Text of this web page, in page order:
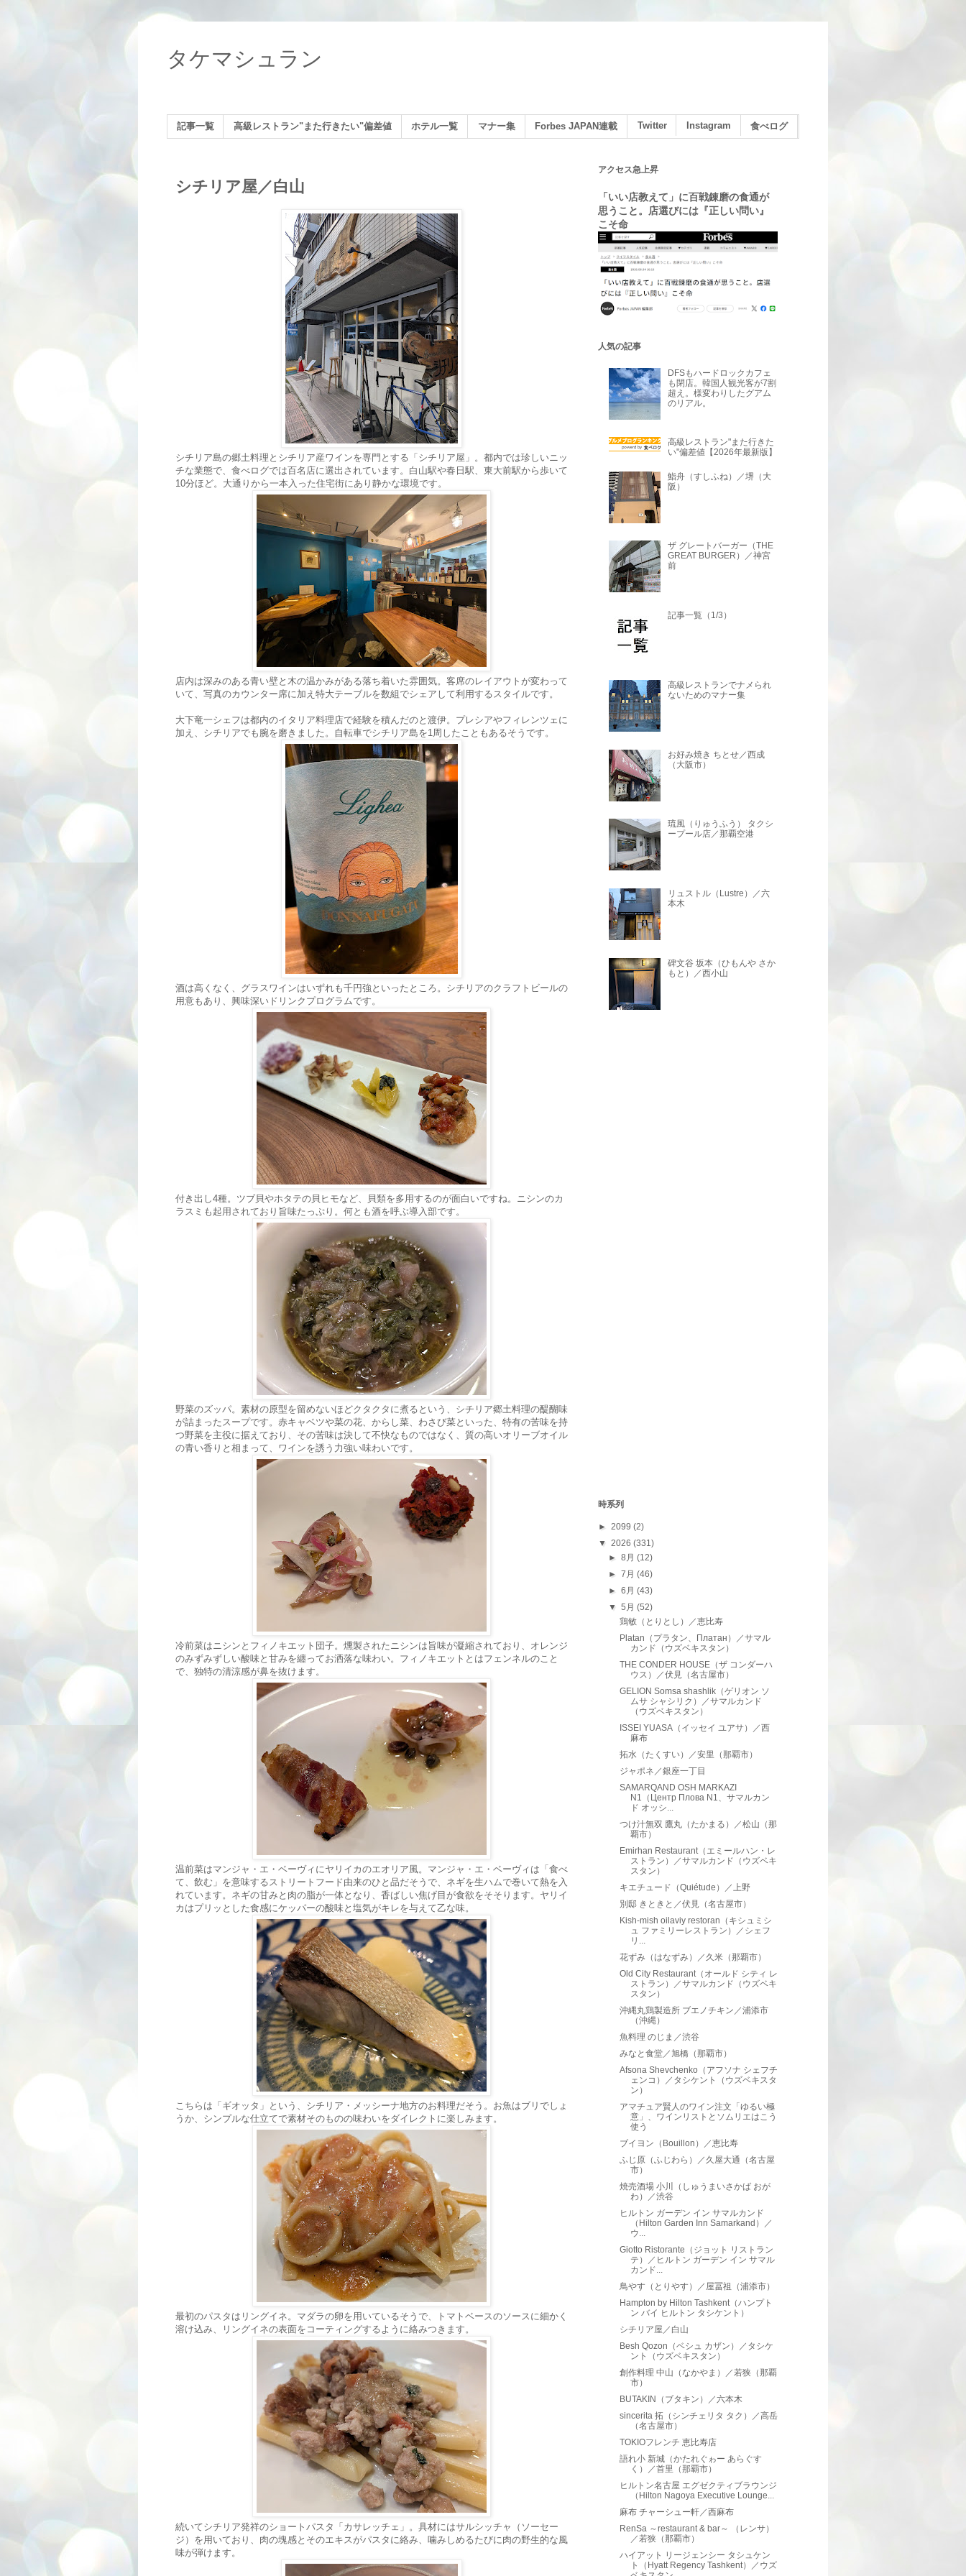
タケマシュラン
記事一覧 高級レストラン"また行きたい"偏差値 ホテル一覧 マナー集 Forbes JAPAN連載 Twitter Instagram 食べログ
シチリア屋／白山
シチリア島の郷土料理とシチリア産ワインを専門とする「シチリア屋」。都内では珍しいニッ
チな業態で、食べログでは百名店に選出されています。白山駅や春日駅、東大前駅から歩いて
10分ほど。大通りから一本入った住宅街にあり静かな環境です。
店内は深みのある青い壁と木の温かみがある落ち着いた雰囲気。客席のレイアウトが変わって
いて、写真のカウンター席に加え特大テーブルを数組でシェアして利用するスタイルです。
大下竜一シェフは都内のイタリア料理店で経験を積んだのと渡伊。プレシアやフィレンツェに
加え、シチリアでも腕を磨きました。自転車でシチリア島を1周したこともあるそうです。
酒は高くなく、グラスワインはいずれも千円強といったところ。シチリアのクラフトビールの
用意もあり、興味深いドリンクプログラムです。
付き出し4種。ツブ貝やホタテの貝ヒモなど、貝類を多用するのが面白いですね。ニシンのカ
ラスミも起用されており旨味たっぷり。何とも酒を呼ぶ導入部です。
野菜のズッパ。素材の原型を留めないほどクタクタに煮るという、シチリア郷土料理の醍醐味
が詰まったスープです。赤キャベツや菜の花、からし菜、わさび菜といった、特有の苦味を持
つ野菜を主役に据えており、その苦味は決して不快なものではなく、質の高いオリーブオイル
の青い香りと相まって、ワインを誘う力強い味わいです。
冷前菜はニシンとフィノキエット団子。燻製されたニシンは旨味が凝縮されており、オレンジ
のみずみずしい酸味と甘みを纏ってお洒落な味わい。フィノキエットとはフェンネルのこと
で、独特の清涼感が鼻を抜けます。
温前菜はマンジャ・エ・ベーヴィにヤリイカのエオリア風。マンジャ・エ・ベーヴィは「食べ
て、飲む」を意味するストリートフード由来のひと品だそうで、ネギを生ハムで巻いて熱を入
れています。ネギの甘みと肉の脂が一体となり、香ばしい焦げ目が食欲をそそります。ヤリイ
カはプリッとした食感にケッパーの酸味と塩気がキレを与えて乙な味。
こちらは「ギオッタ」という、シチリア・メッシーナ地方のお料理だそう。お魚はブリでしょ
うか、シンプルな仕立てで素材そのものの味わいをダイレクトに楽しみます。
最初のパスタはリングイネ。マダラの卵を用いているそうで、トマトベースのソースに細かく
溶け込み、リングイネの表面をコーティングするように絡みつきます。
続いてシチリア発祥のショートパスタ「カサレッチェ」。具材にはサルシッチャ（ソーセー
ジ）を用いており、肉の塊感とそのエキスがパスタに絡み、噛みしめるたびに肉の野生的な風
味が弾けます。
アクセス急上昇
「いい店教えて」に百戦錬磨の食通が
思うこと。店選びには『正しい問い』
こそ命
人気の記事
DFSもハードロックカフェ
も閉店。韓国人観光客が7割
超え。様変わりしたグアム
のリアル。
高級レストラン"また行きた
い"偏差値【2026年最新版】
鮨舟（すしふね）／堺（大
阪）
ザ グレートバーガー（THE
GREAT BURGER）／神宮
前
記事一覧（1/3）
高級レストランでナメられ
ないためのマナー集
お好み焼き ちとせ／西成
（大阪市）
琉風（りゅうふう） タクシ
ープール店／那覇空港
リュストル（Lustre）／六
本木
碑文谷 坂本（ひもんや さか
もと）／西小山
時系列
► 2099 (2)
▼ 2026 (331)
►8月(12)
►7月(46)
►6月(43)
▼5月(52)
鶏敏（とりとし）／恵比寿
Platan（プラタン、Платан）／サマル
カンド（ウズベキスタン）
THE CONDER HOUSE（ザ コンダーハ
ウス）／伏見（名古屋市）
GELION Somsa shashlik（ゲリオン ソ
ムサ シャシリク）／サマルカンド
（ウズベキスタン）
ISSEI YUASA（イッセイ ユアサ）／西
麻布
拓水（たくすい）／安里（那覇市）
ジャポネ／銀座一丁目
SAMARQAND OSH MARKAZI
N1（Центр Плова N1、サマルカン
ド オッシ...
つけ汁無双 鷹丸（たかまる）／松山（那
覇市）
Emirhan Restaurant（エミールハン・レ
ストラン）／サマルカンド（ウズベキ
スタン）
キエチュード（Quiétude）／上野
別邸 きときと／伏見（名古屋市）
Kish-mish oilaviy restoran（キシュミシ
ュ ファミリーレストラン）／シェフ
リ...
花ずみ（はなずみ）／久米（那覇市）
Old City Restaurant（オールド シティ レ
ストラン）／サマルカンド（ウズベキ
スタン）
沖縄丸鶏製造所 ブエノチキン／浦添市
（沖縄）
魚料理 のじま／渋谷
みなと食堂／旭橋（那覇市）
Afsona Shevchenko（アフソナ シェフチ
ェンコ）／タシケント（ウズベキスタ
ン）
アマチュア賢人のワイン注文「ゆるい極
意」、ワインリストとソムリエはこう
使う
ブイヨン（Bouillon）／恵比寿
ふじ原（ふじわら）／久屋大通（名古屋
市）
焼売酒場 小川（しゅうまいさかば おが
わ）／渋谷
ヒルトン ガーデン イン サマルカンド
（Hilton Garden Inn Samarkand）／
ウ...
Giotto Ristorante（ジョット リストラン
テ）／ヒルトン ガーデン イン サマル
カンド...
鳥やす（とりやす）／屋冨祖（浦添市）
Hampton by Hilton Tashkent（ハンプト
ン バイ ヒルトン タシケント）
シチリア屋／白山
Besh Qozon（ベシュ カザン）／タシケ
ント（ウズベキスタン）
創作料理 中山（なかやま）／若狭（那覇
市）
BUTAKIN（ブタキン）／六本木
sincerita 拓（シンチェリタ タク）／高岳
（名古屋市）
TOKIOフレンチ 恵比寿店
語れ小 新城（かたれぐゎー あらぐす
く）／首里（那覇市）
ヒルトン名古屋 エグゼクティブラウンジ
（Hilton Nagoya Executive Lounge...
麻布 チャーシュー軒／西麻布
RenSa ～restaurant & bar～ （レンサ）
／若狭（那覇市）
ハイアット リージェンシー タシュケン
ト（Hyatt Regency Tashkent）／ウズ